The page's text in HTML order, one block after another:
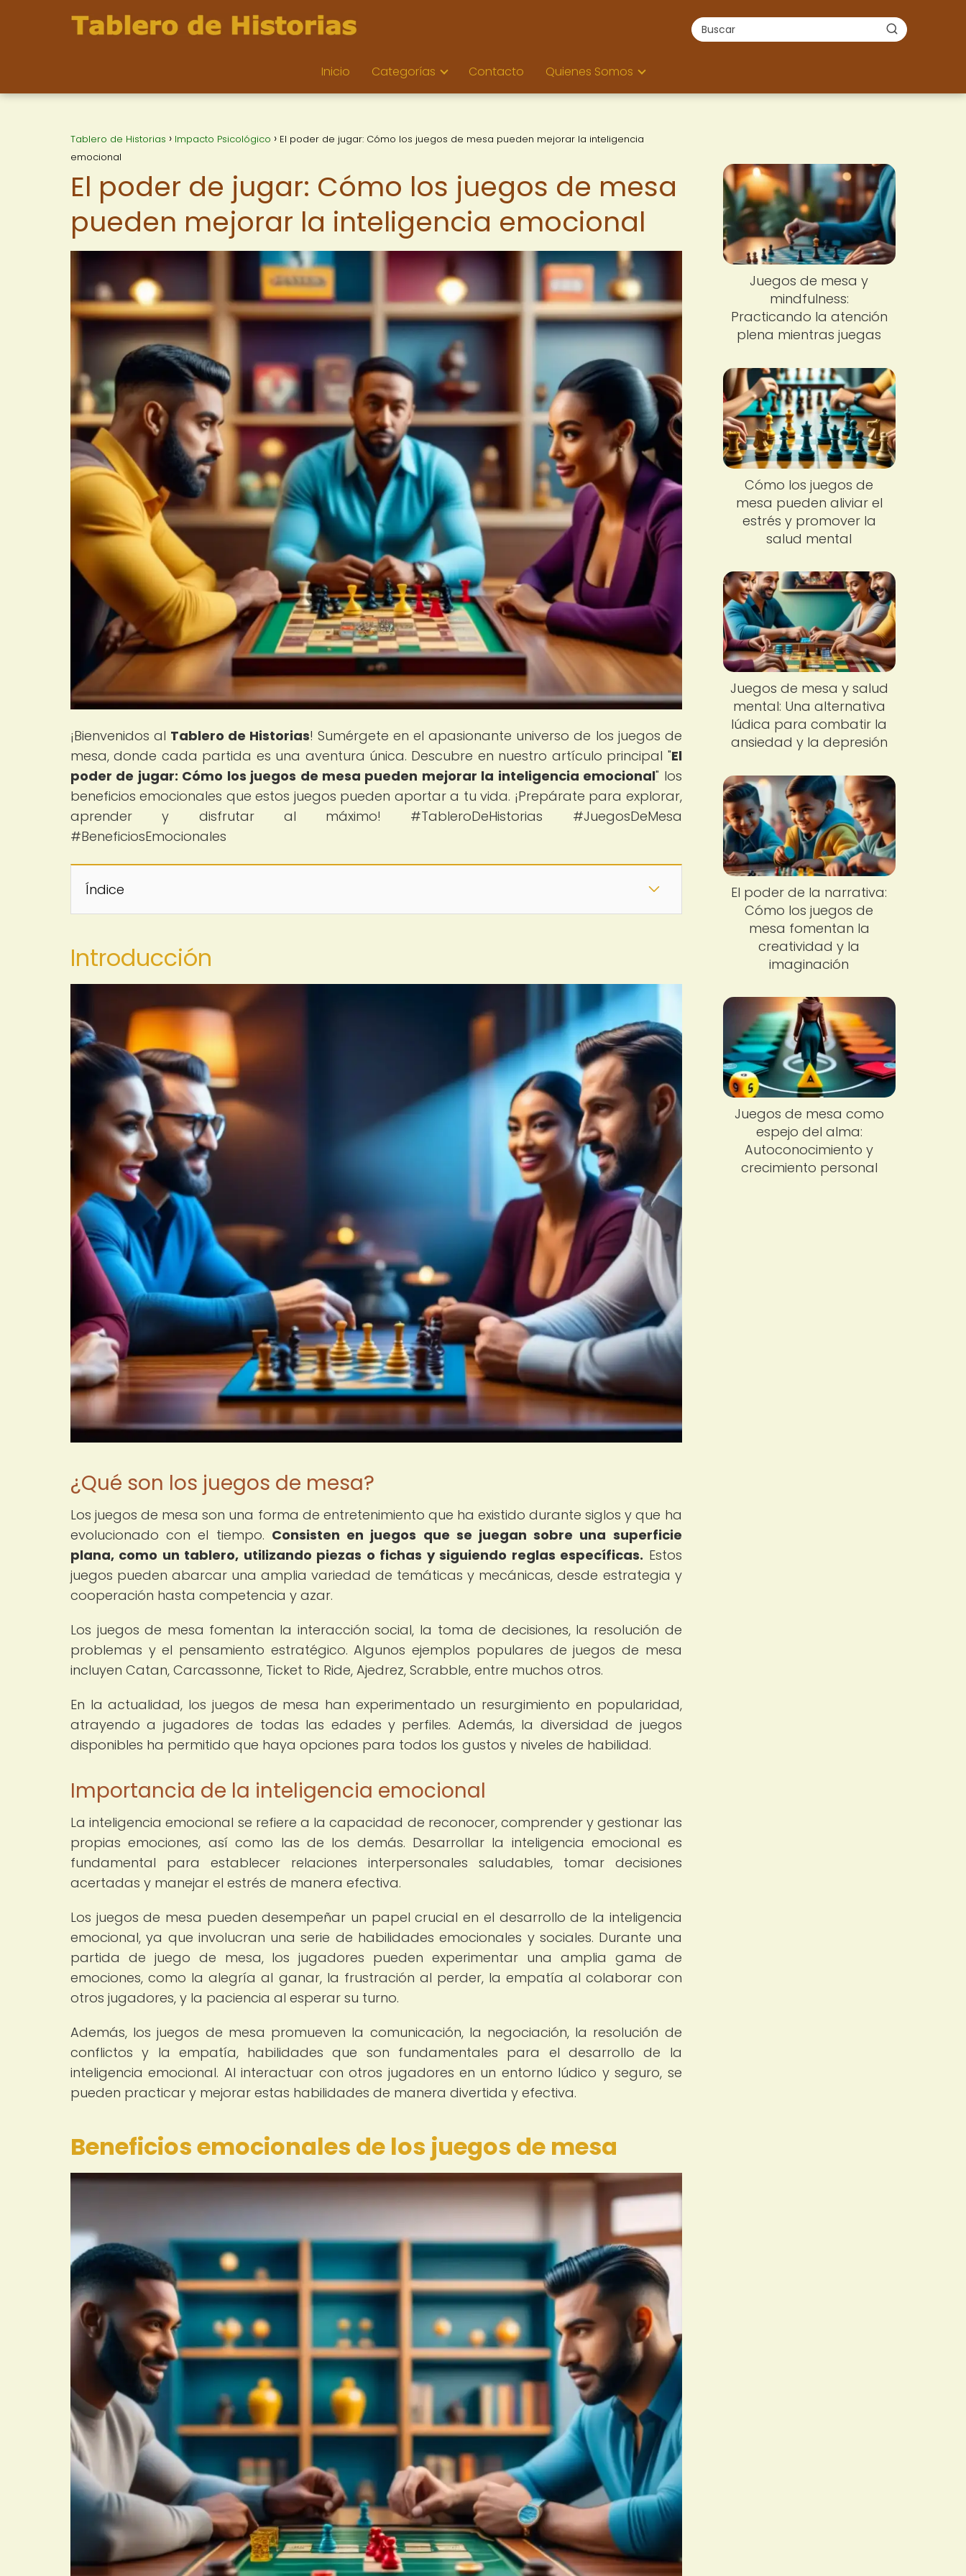
Inicio Categorías Contacto Quienes Somos
Tablero de Historias Impacto Psicológico
El poder de jugar: Cómo los juegos de mesa pueden mejorar la inteligencia
emocional
El poder de jugar: Cómo los juegos de mesa
pueden mejorar la inteligencia emocional
¡Bienvenidos al Tablero de Historias! Sumérgete en el apasionante universo de los juegos de
mesa, donde cada partida es una aventura única. Descubre en nuestro artículo principal "El
poder de jugar: Cómo los juegos de mesa pueden mejorar la inteligencia emocional" los
beneficios emocionales que estos juegos pueden aportar a tu vida. ¡Prepárate para explorar,
aprender y disfrutar al máximo! #TableroDeHistorias #JuegosDeMesa
#BeneficiosEmocionales
Índice
Introducción
¿Qué son los juegos de mesa?
Los juegos de mesa son una forma de entretenimiento que ha existido durante siglos y que ha
evolucionado con el tiempo. Consisten en juegos que se juegan sobre una superficie
plana, como un tablero, utilizando piezas o fichas y siguiendo reglas específicas. Estos
juegos pueden abarcar una amplia variedad de temáticas y mecánicas, desde estrategia y
cooperación hasta competencia y azar.
Los juegos de mesa fomentan la interacción social, la toma de decisiones, la resolución de
problemas y el pensamiento estratégico. Algunos ejemplos populares de juegos de mesa
incluyen Catan, Carcassonne, Ticket to Ride, Ajedrez, Scrabble, entre muchos otros.
En la actualidad, los juegos de mesa han experimentado un resurgimiento en popularidad,
atrayendo a jugadores de todas las edades y perfiles. Además, la diversidad de juegos
disponibles ha permitido que haya opciones para todos los gustos y niveles de habilidad.
Importancia de la inteligencia emocional
La inteligencia emocional se refiere a la capacidad de reconocer, comprender y gestionar las
propias emociones, así como las de los demás. Desarrollar la inteligencia emocional es
fundamental para establecer relaciones interpersonales saludables, tomar decisiones
acertadas y manejar el estrés de manera efectiva.
Los juegos de mesa pueden desempeñar un papel crucial en el desarrollo de la inteligencia
emocional, ya que involucran una serie de habilidades emocionales y sociales. Durante una
partida de juego de mesa, los jugadores pueden experimentar una amplia gama de
emociones, como la alegría al ganar, la frustración al perder, la empatía al colaborar con
otros jugadores, y la paciencia al esperar su turno.
Además, los juegos de mesa promueven la comunicación, la negociación, la resolución de
conflictos y la empatía, habilidades que son fundamentales para el desarrollo de la
inteligencia emocional. Al interactuar con otros jugadores en un entorno lúdico y seguro, se
pueden practicar y mejorar estas habilidades de manera divertida y efectiva.
Beneficios emocionales de los juegos de mesa
Juegos de mesa y
mindfulness:
Practicando la atención
plena mientras juegas
Cómo los juegos de
mesa pueden aliviar el
estrés y promover la
salud mental
Juegos de mesa y salud
mental: Una alternativa
lúdica para combatir la
ansiedad y la depresión
El poder de la narrativa:
Cómo los juegos de
mesa fomentan la
creatividad y la
imaginación
Juegos de mesa como
espejo del alma:
Autoconocimiento y
crecimiento personal